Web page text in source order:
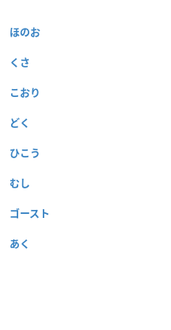
ほのお
くさ
こおり
どく
ひこう
むし
ゴースト
あく